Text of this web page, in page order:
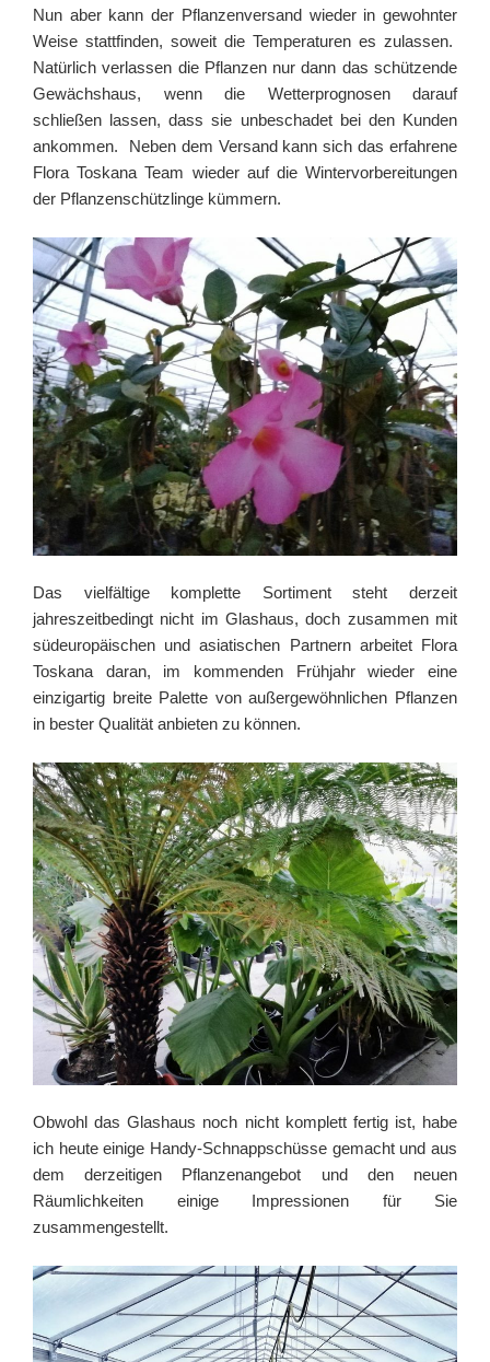
Nun aber kann der Pflanzenversand wieder in gewohnter
Weise stattfinden, soweit die Temperaturen es zulassen.
Natürlich verlassen die Pflanzen nur dann das schützende
Gewächshaus, wenn die Wetterprognosen darauf
schließen lassen, dass sie unbeschadet bei den Kunden
ankommen. Neben dem Versand kann sich das erfahrene
Flora Toskana Team wieder auf die Wintervorbereitungen
der Pflanzenschützlinge kümmern.
Das vielfältige komplette Sortiment steht derzeit
jahreszeitbedingt nicht im Glashaus, doch zusammen mit
südeuropäischen und asiatischen Partnern arbeitet Flora
Toskana daran, im kommenden Frühjahr wieder eine
einzigartig breite Palette von außergewöhnlichen Pflanzen
in bester Qualität anbieten zu können.
Obwohl das Glashaus noch nicht komplett fertig ist, habe
ich heute einige Handy-Schnappschüsse gemacht und aus
dem derzeitigen Pflanzenangebot und den neuen
Räumlichkeiten einige Impressionen für Sie
zusammengestellt.